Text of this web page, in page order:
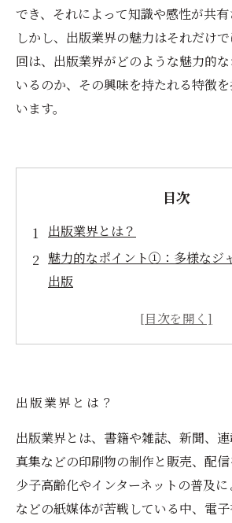
でき、それによって知識や感性が共有
しかし、出版業界の魅力はそれだけ
回は、出版業界がどのような魅力的
いるのか、その興味を持たれる特徴
います。
目次
出版業界とは？
魅力的なポイント①：多様なジ
出版
魅力的なポイント④：歴史的な
文化の継承
出版業界とは？
出版業界とは、書籍や雑誌、新聞、
真集などの印刷物の制作と販売、配信
少子高齢化やインターネットの普及
などの紙媒体が苦戦している中、電